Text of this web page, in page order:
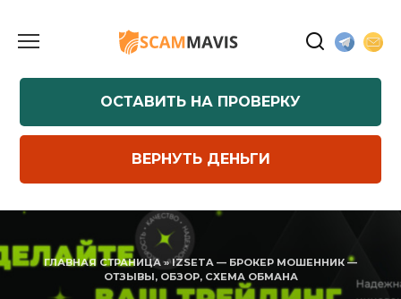
содержанию
ОСТАВИТЬ НА ПРОВЕРКУ
ВЕРНУТЬ ДЕНЬГИ
ГЛАВНАЯ СТРАНИЦА»IZSETA — БРОКЕР МОШЕННИК —
ОТЗЫВЫ, ОБЗОР, СХЕМА ОБМАНА